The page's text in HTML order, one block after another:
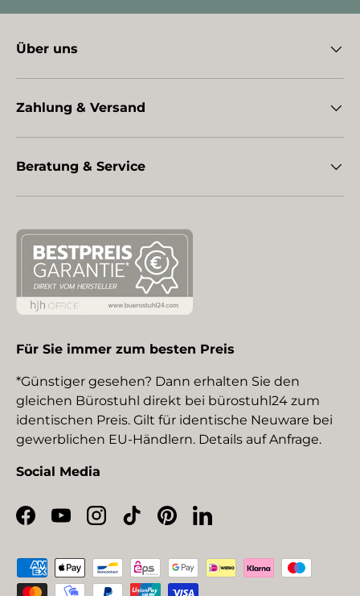
Über uns
Zahlung & Versand
Beratung & Service
Für Sie immer zum besten Preis
*Günstiger gesehen? Dann erhalten Sie den
gleichen Bürostuhl direkt bei bürostuhl24 zum
identischen Preis. Gilt für identische Neuware bei
gewerblichen EU-Händlern. Details auf Anfrage.
Social Media
Facebook
YouTubeInstagram
TikTokPinterestLinkedIn
Zahlungsmethoden